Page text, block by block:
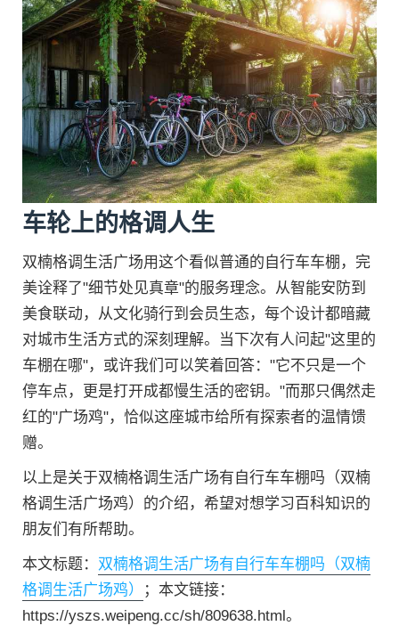
车轮上的格调人生
双楠格调生活广场用这个看似普通的自行车车棚，完
美诠释了"细节处见真章"的服务理念。从智能安防到
美食联动，从文化骑行到会员生态，每个设计都暗藏
对城市生活方式的深刻理解。当下次有人问起"这里的
车棚在哪"，或许我们可以笑着回答："它不只是一个
停车点，更是打开成都慢生活的密钥。"而那只偶然走
红的"广场鸡"，恰似这座城市给所有探索者的温情馈
赠。
以上是关于双楠格调生活广场有自行车车棚吗（双楠
格调生活广场鸡）的介绍，希望对想学习百科知识的
朋友们有所帮助。
本文标题： 双楠格调生活广场有自行车车棚吗（双楠
格调生活广场鸡）
；本文链接：
https://yszs.weipeng.cc/sh/809638.html。